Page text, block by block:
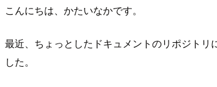
こんにちは、かたいなかです。
最近、ちょっとしたドキュメントのリポジト
した。